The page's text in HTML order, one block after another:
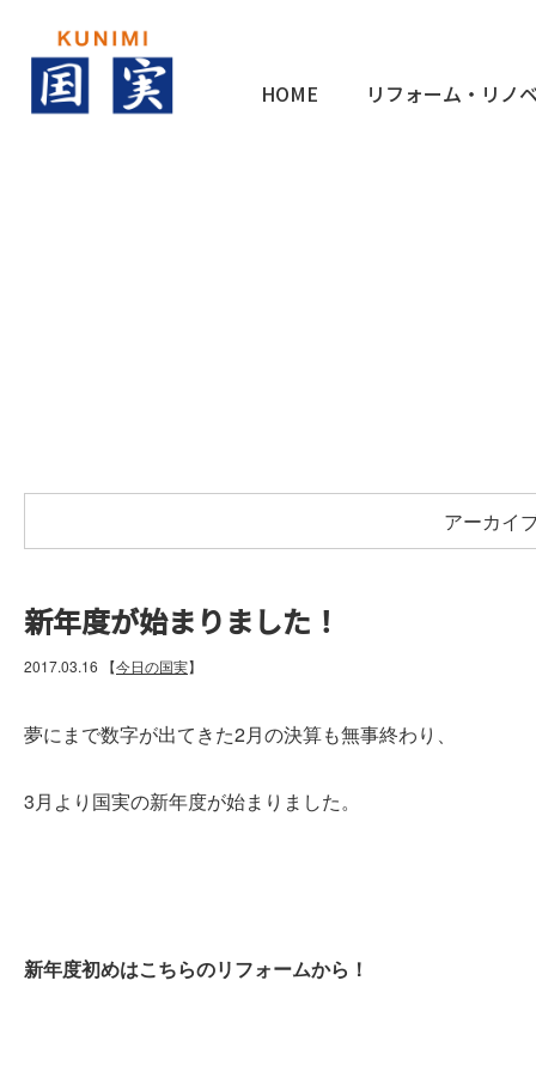
HOME リフォーム・リノ
アーカイ
新年度が始まりました！
2017.03.16 【今日の国実】
夢にまで数字が出てきた2月の決算も無事終わり、
3月より国実の新年度が始まりました。
新年度初めはこちらのリフォームから！